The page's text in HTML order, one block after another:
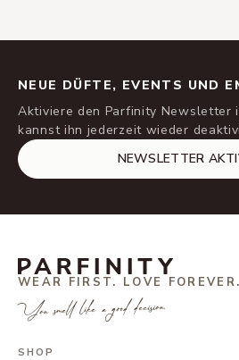
NEUE DÜFTE, EVENTS UND
Aktiviere den Parfinity Newsletter
kannst ihn jederzeit wieder
NEWSLETTER
WEAR FIRST. LOVE FOREVER.
You smell like a good decision.
SHOP